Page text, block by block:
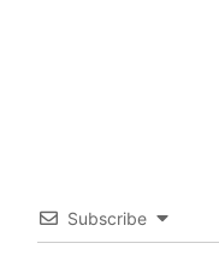
Subscribe